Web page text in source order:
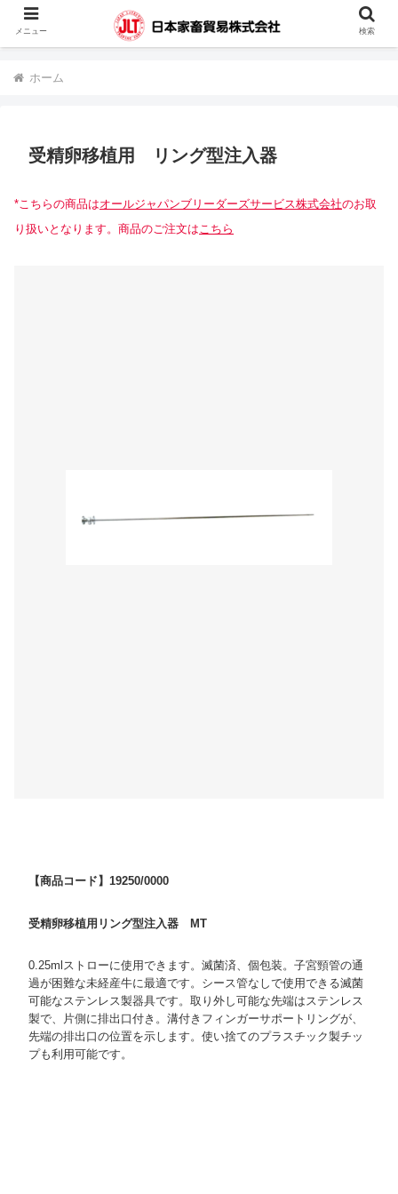
蓄電池・堆肥撹拌機・凍結精液・人工授精器具・カウハッチなどの輸入販売を
行っています。
ホーム
受精卵移植用 リング型注入器
*こちらの商品はオールジャパンブリーダーズサービス株式会社のお取
り扱いとなります。商品のご注文は こちら
【商品コード】19250/0000
受精卵移植用リング型注入器 MT
0.25mlストローに使用できます。滅菌済、個包装。子宮頸管の通
過が困難な未経産牛に最適です。シース管なしで使用できる滅菌
可能なステンレス製器具です。取り外し可能な先端はステンレス
製で、片側に排出口付き。溝付きフィンガーサポートリングが、
先端の排出口の位置を示します。使い捨てのプラスチック製チッ
プも利用可能です。
メニュー 検索